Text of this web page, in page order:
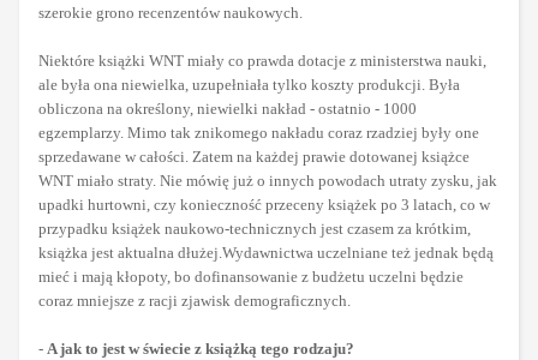
szerokie grono recenzentów naukowych.
Niektóre książki WNT miały co prawda dotacje z ministerstwa nauki,
ale była ona niewielka, uzupełniała tylko koszty produkcji. Była
obliczona na określony, niewielki nakład - ostatnio - 1000
egzemplarzy. Mimo tak znikomego nakładu coraz rzadziej były one
sprzedawane w całości. Zatem na każdej prawie dotowanej książce
WNT miało straty. Nie mówię już o innych powodach utraty zysku, jak
upadki hurtowni, czy konieczność przeceny książek po 3 latach, co w
przypadku książek naukowo-technicznych jest czasem za krótkim,
książka jest aktualna dłużej.Wydawnictwa uczelniane też jednak będą
mieć i mają kłopoty, bo dofinansowanie z budżetu uczelni będzie
coraz mniejsze z racji zjawisk demograficznych.
- A jak to jest w świecie z książką tego rodzaju?